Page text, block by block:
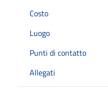
Costo
Luogo
Punti di contatto
Allegati